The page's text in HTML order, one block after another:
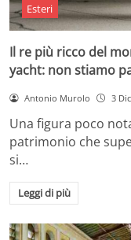
Esteri
Il re più ricco del
yacht: non stiamo
Antonio Murolo 3
Una figura poco
patrimonio che
si…
Leggi di più